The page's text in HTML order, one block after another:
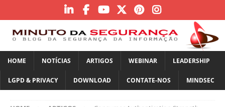
HOME NOTÍCIAS ARTIGOS WEBINAR LEADERSHIP
LGPD & PRIVACY DOWNLOAD CONTATE-NOS MINDSEC